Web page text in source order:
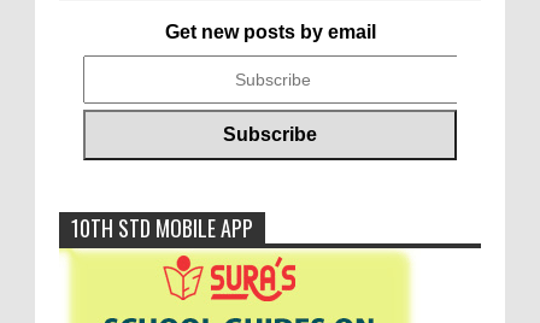
Get new posts by email
10TH STD MOBILE APP